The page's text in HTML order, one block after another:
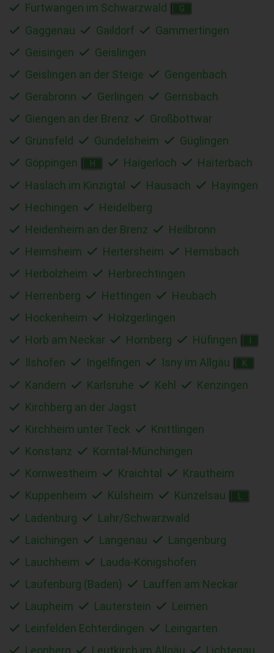
Furtwangen im Schwarzwald
G
Gaggenau Gaildorf
Gammertingen
Geisingen
Geislingen
Geislingen an der Steige
Gengenbach
Gerabronn
Gerlingen
Gernsbach
Giengen an der Brenz
Großbottwar
Grünsfeld
Gundelsheim
Güglingen
Göppingen
H Haigerloch
Haiterbach
Haslach im Kinzigtal
Hausach
Hayingen
Hechingen
Heidelberg
Heidenheim an der Brenz
Heilbronn
Heimsheim
Heitersheim
Hemsbach
Herbolzheim
Herbrechtingen
Herrenberg
Hettingen
Heubach
Hockenheim
Holzgerlingen
Horb am Neckar
Hornberg Hüfingen
Ilshofen Ingelfingen Isny im Allgäu K
Kandern Karlsruhe Kehl
Kenzingen
Kirchberg an der Jagst
Kirchheim unter Teck
Knittlingen
Konstanz
Korntal-Münchingen
Kornwestheim
Kraichtal
Krautheim
Kuppenheim
Külsheim Künzelsau
Ladenburg
Lahr/Schwarzwald
Laichingen
Langenau
Langenburg
Lauchheim
Lauda-Königshofen
Laufenburg (Baden)
Lauffen am Neckar
Laupheim
Lauterstein
Leimen
Leinfelden Echterdingen
Leingarten
Leonberg
Leutkirch im Allgäu Lichtenau